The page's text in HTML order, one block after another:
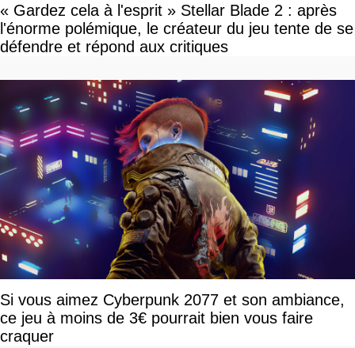
« Gardez cela à l'esprit » Stellar Blade 2 : après
l'énorme polémique, le créateur du jeu tente de se
défendre et répond aux critiques
Si vous aimez Cyberpunk 2077 et son ambiance,
ce jeu à moins de 3€ pourrait bien vous faire
craquer